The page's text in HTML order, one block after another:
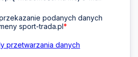
podanych danych
sport-trada.pl*
przetwarzania danych